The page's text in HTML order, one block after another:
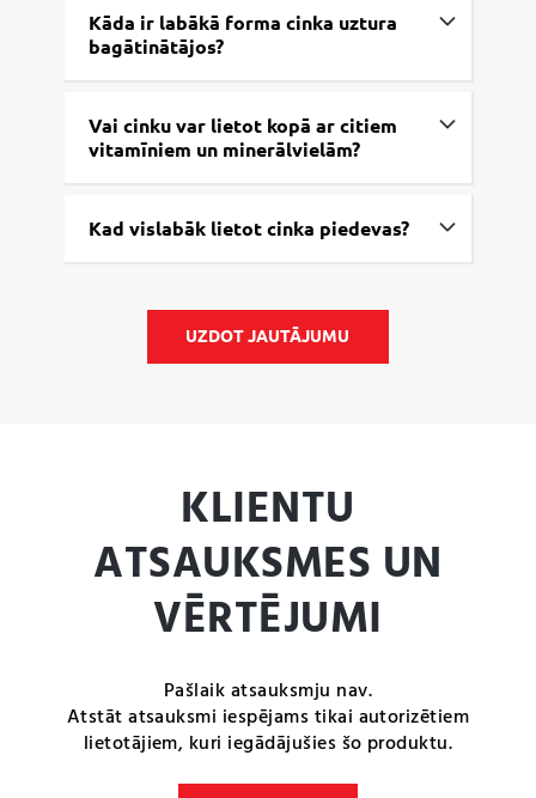
Kāda ir labākā forma cinka uztura
bagātinātājos?
Vai cinku var lietot kopā ar citiem
vitamīniem un minerālvielām?
Kad vislabāk lietot cinka piedevas?
UZDOT JAUTĀJUMU
KLIENTU
ATSAUKSMES UN
VĒRTĒJUMI
Pašlaik atsauksmju nav.
Atstāt atsauksmi iespējams tikai autorizētiem
lietotājiem, kuri iegādājušies šo produktu.